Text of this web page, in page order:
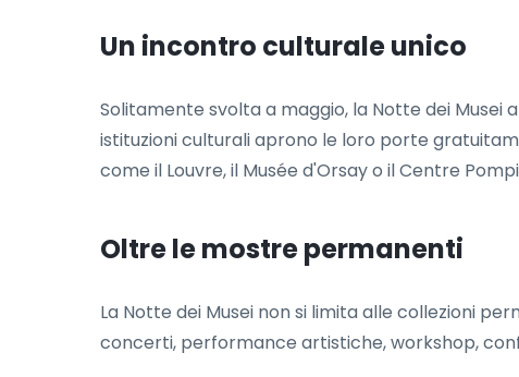
Un incontro culturale unico
Solitamente svolta a maggio, la Notte dei Musei
istituzioni culturali aprono le loro porte
come il Louvre, il Musée d'Orsay o il Centre
Oltre le mostre permanenti
La Notte dei Musei non si limita alle collezioni
concerti, performance artistiche, workshop,